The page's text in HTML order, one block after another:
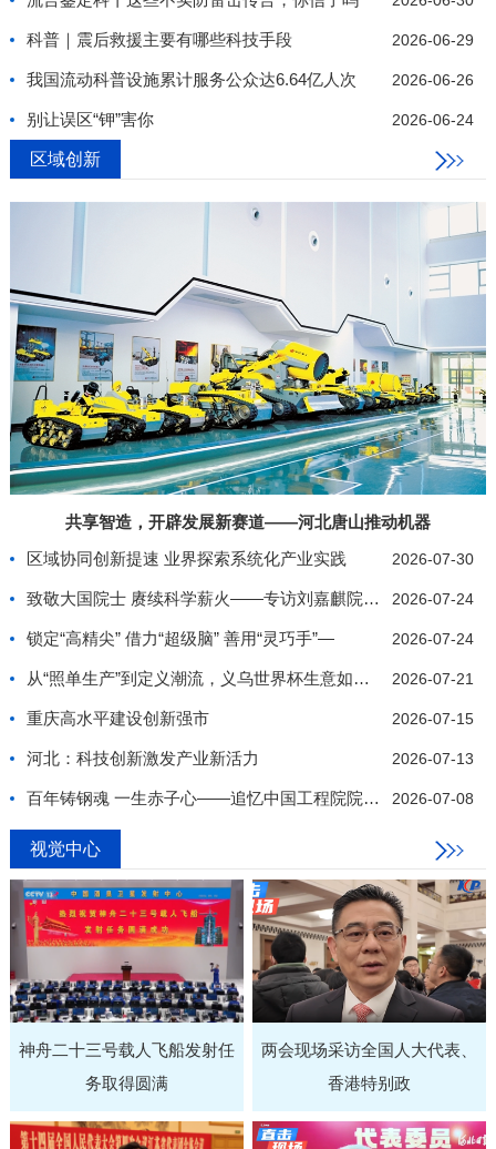
科普｜震后救援主要有哪些科技手段 2026-06-29
我国流动科普设施累计服务公众达6.64亿人次 2026-06-26
别让误区“钾”害你 2026-06-24
区域创新
共享智造，开辟发展新赛道——河北唐山推动机器
区域协同创新提速 业界探索系统化产业实践
2026-07-30
致敬大国院士 赓续科学薪火——专访刘嘉麒院士纪实 2026-07-24
锁定“高精尖” 借力“超级脑” 善用“灵巧手”— 2026-07-24
从“照单生产”到定义潮流，义乌世界杯生意如何推陈 2026-07-21
重庆高水平建设创新强市 2026-07-15
河北：科技创新激发产业新活力 2026-07-13
百年铸钢魂 一生赤子心——追忆中国工程院院士、我 2026-07-08
视觉中心
神舟二十三号载人飞船发射任
务取得圆满
两会现场采访全国人大代表、
香港特别政